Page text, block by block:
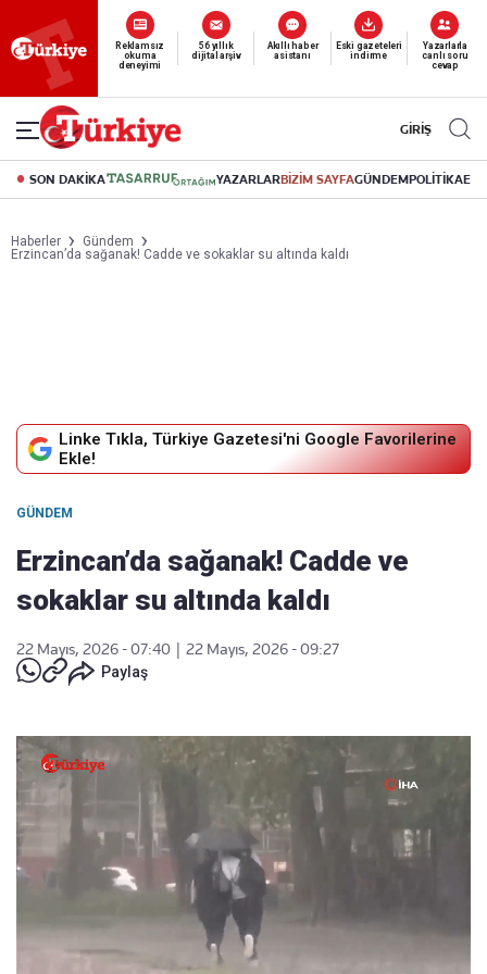
Yeni nesil dijital
abonelik 19 TL’den başlayan fiyatlarla.
GİRİŞ
SON DAKİKA YAZARLARBİZİM SAYFAGÜNDEMPOLİTİKA
Haberler
Gündem
Erzincan’da sağanak! Cadde ve sokaklar su altında kaldı
Linke Tıkla, Türkiye Gazetesi'ni Google Favorilerine
Ekle!
GÜNDEM
Erzincan’da sağanak! Cadde ve
sokaklar su altında kaldı
22 Mayıs, 2026 - 07:40
22 Mayıs, 2026 - 09:27
Paylaş